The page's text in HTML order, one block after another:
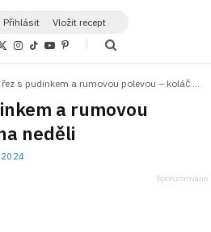
Přihlásit Vložit recept
X
i
t
e
r
)
I
a
r
a
m
T
o
Y
u
e
P
e
e
s
t
a rumovou
neděli